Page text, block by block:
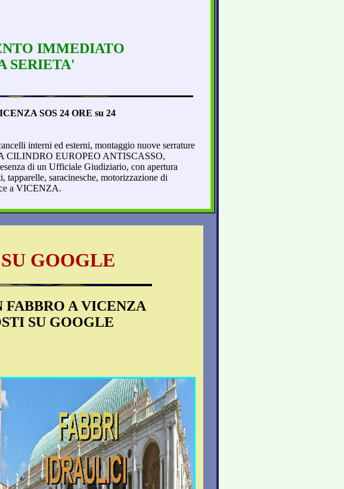
IMMEDIATO
SERIETA'
SOS 24 ORE su 24
interni ed esterni, montaggio nuove serrature
A CILINDRO EUROPEO ANTISCASSO,
di un Ufficiale Giudiziario, con apertura
tapparelle, saracinesche, motorizzazione di
a VICENZA.
GOOGLE
FABBRO A VICENZA
SU GOOGLE